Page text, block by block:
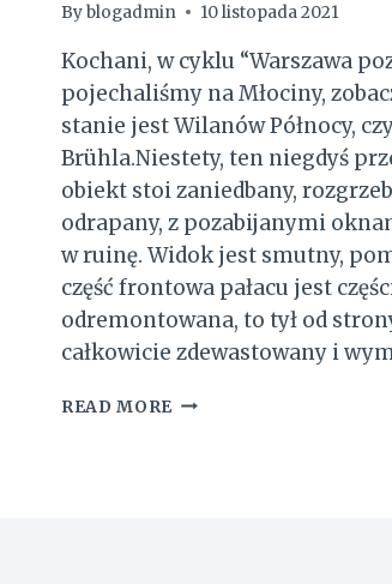
Byblogadmin 10 listopada 2021
Kochani, w cyklu “Warszawa
pojechaliśmy na Młociny,
stanie jest Wilanów Północy,
Brühla.Niestety, ten niegdyś
obiekt stoi zaniedbany,
odrapany, z pozabijanymi
w ruinę. Widok jest smutny,
część frontowa pałacu jest
odremontowana, to tył od
całkowicie zdewastowany i
READ MORE PAŁAC